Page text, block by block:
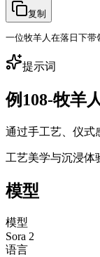
复制
一位牧羊人在落日下带
提示词
例108-牧羊
通过手工艺、仪式
工艺美学与沉浸体
模型
模型
Sora 2
语言